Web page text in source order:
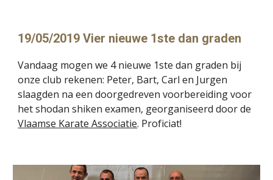
19/05/2019 Vier nieuwe 1ste dan graden
Vandaag mogen we 4 nieuwe 1ste dan graden bij
onze club rekenen: Peter, Bart, Carl en Jurgen
slaagden na een doorgedreven voorbereiding voor
Vlaamse Karate Associatie. Proficiat!